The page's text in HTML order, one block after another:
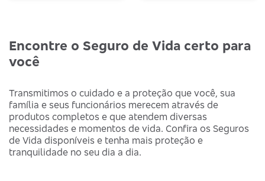
Encontre o Seguro de Vida certo para
você
Transmitimos o cuidado e a proteção que você, sua
família e seus funcionários merecem através de
produtos completos e que atendem diversas
necessidades e momentos de vida. Confira os Seguros
de Vida disponíveis e tenha mais proteção e
tranquilidade no seu dia a dia.